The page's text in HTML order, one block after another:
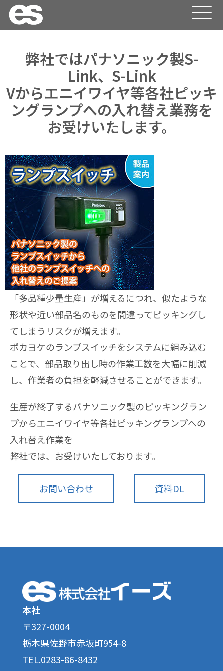
弊社ではパナソニック製S-
Link、S-Link
Vからエニイワイヤ等各社ピッキ
ングランプへの入れ替え業務を
お受けいたします。
「多品種少量生産」が増えるにつれ、似たような
形状や近い部品名のものを間違ってピッキングし
てしまうリスクが増えます。
ポカヨケのランプスイッチをシステムに組み込む
ことで、部品取り出し時の作業工数を大幅に削減
し、作業者の負担を軽減させることができます。
生産が終了するパナソニック製のピッキングラン
プからエニイワイヤ等各社ピッキングランプへの
入れ替え作業を
弊社では、お受けいたしております。
お問い合わせ 資料DL
本社
〒327-0004
栃木県佐野市赤坂町954-8
TEL.0283-86-8432